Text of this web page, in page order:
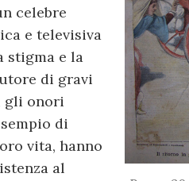
celebre
e televisiva
stigma e la
di gravi
gli onori
di
vita, hanno
al